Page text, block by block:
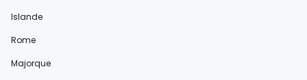
Islande
Rome
Majorque